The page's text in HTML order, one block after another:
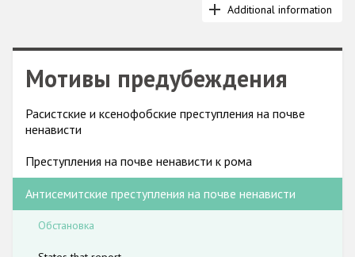
антисемитизм в 1990 году. На Берлинской конференции
последующих заседаниях Совета министров ОБСЕ
решать проблемы сбора данных о преступлениях на почве
ненависти, законодательства, обеспечения работы
правоохранительных органов, прокуратуры и судебной
системы , а также сотрудничества с гражданским
обществом.
Во многих государствах-участниках использование
нацистской символики и отрицание Холокоста
предусматривают определенную криминальную
Additional information
Мотивы предубеждения
Расистские и ксенофобские преступления на почве
ненависти
Преступления на почве ненависти к рома
Антисемитские преступления на почве ненависти
Обстановка